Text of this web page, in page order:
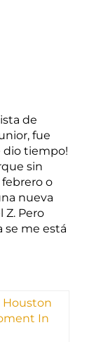
de
fue
dio tiempo!
sin
o
nueva
Z. Pero
se me está
In